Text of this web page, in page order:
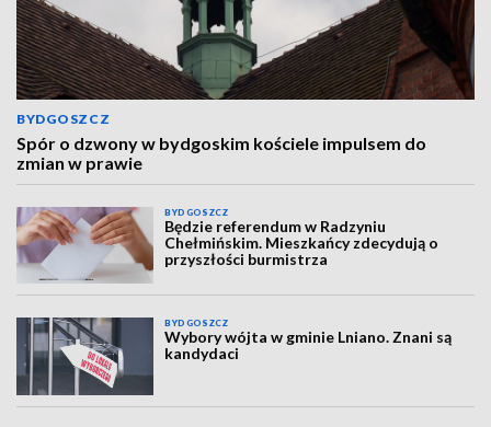
BYDGOSZCZ
Spór o dzwony w bydgoskim kościele impulsem do
zmian w prawie
BYDGOSZCZ
Będzie referendum w Radzyniu
Chełmińskim. Mieszkańcy zdecydują o
przyszłości burmistrza
BYDGOSZCZ
Wybory wójta w gminie Lniano. Znani są
kandydaci